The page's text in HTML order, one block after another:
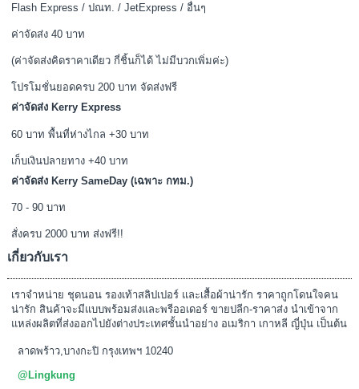
Flash Express / ปณท. / JetExpress / อื่นๆ
ค่าจัดส่ง 40 บาท
(ค่าจัดส่งคิดราคาเดียว กี่ชิ้นก็ได้ ไม่มีบวกเพิ่มค่ะ)
โปรโมชั่นยอดครบ 200 บาท จัดส่งฟรี
ค่าจัดส่ง Kerry Express
60 บาท พื้นที่ห่างไกล +30 บาท
เก็บเงินปลายทาง +40 บาท
ค่าจัดส่ง Kerry SameDay (เฉพาะ กทม.)
70 - 90 บาท
สั่งครบ 2000 บาท ส่งฟรี!!
เกี่ยวกับเรา
เราจำหน่าย ชุดนอน รองเท้าสลิปเปอร์ และเสื้อผ้าน่ารัก ราคาถูกโดนใจคน
น่ารัก สินค้าจะมีแบบพร้อมส่งและพรีออเดอร์ ขายปลีก-ราคาส่ง นำเข้าจาก
แหล่งผลิตที่ส่งออกไปยังต่างประเทศชั้นนำอย่าง อเมริกา เกาหลี ญี่ปุ่น เป็นต้น
ลาดพร้าว,บางกะปิ กรุงเทพฯ 10240
@Lingkung